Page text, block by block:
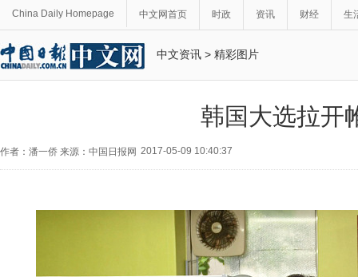
China Daily Homepage 中文网首页 时政 资讯 财经 生
中文资讯 > 精彩图片
韩国大选拉开
作者：潘一侨 来源：中国日报网 2017-05-09 10:40:37